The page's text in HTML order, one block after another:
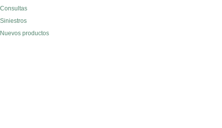
Consultas
Siniestros
Nuevos productos